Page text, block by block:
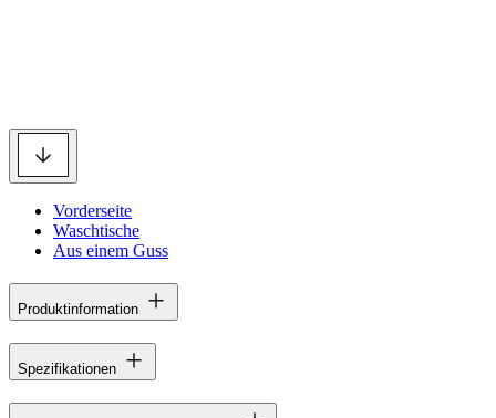
Vorderseite
Waschtische
Aus einem Guss
Produktinformation
Spezifikationen